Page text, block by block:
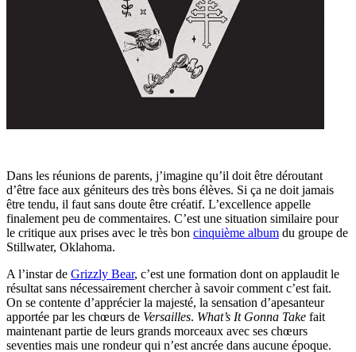
Dans les réunions de parents, j’imagine qu’il doit être déroutant
d’être face aux géniteurs des très bons élèves. Si ça ne doit jamais
être tendu, il faut sans doute être créatif. L’excellence appelle
finalement peu de commentaires. C’est une situation similaire pour
le critique aux prises avec le très bon cinquième album du groupe de
Stillwater, Oklahoma.
A l’instar de Grizzly Bear, c’est une formation dont on applaudit le
résultat sans nécessairement chercher à savoir comment c’est fait.
On se contente d’apprécier la majesté, la sensation d’apesanteur
apportée par les chœurs de Versailles. What’s It Gonna Take fait
maintenant partie de leurs grands morceaux avec ses chœurs
seventies mais une rondeur qui n’est ancrée dans aucune époque.